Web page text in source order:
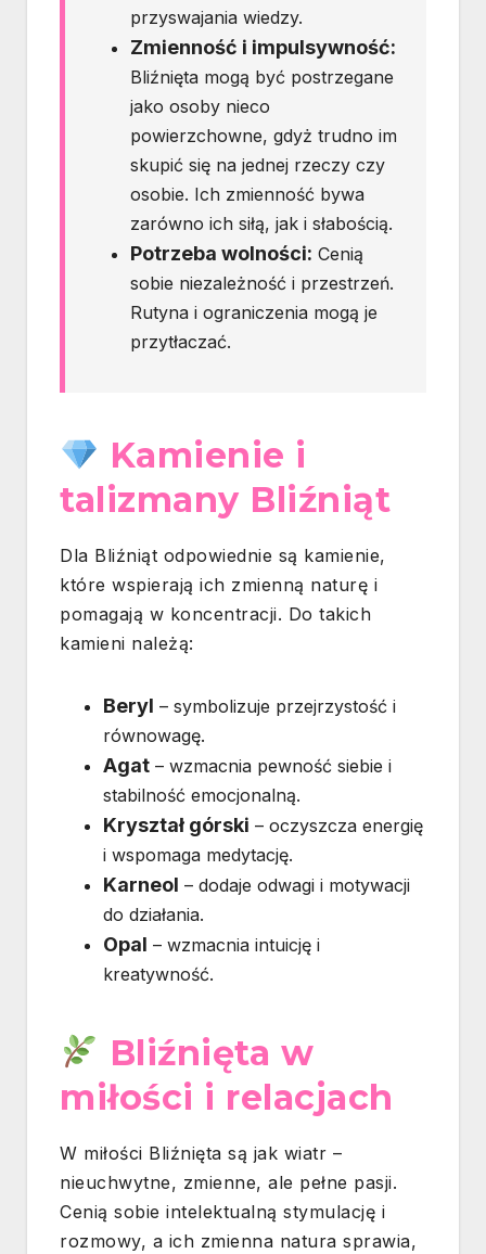
przyswajania wiedzy.
Zmienność i impulsywność:
Bliźnięta mogą być postrzegane
jako osoby nieco
powierzchowne, gdyż trudno im
skupić się na jednej rzeczy czy
osobie. Ich zmienność bywa
zarówno ich siłą, jak i słabością.
Potrzeba wolności: Cenią
sobie niezależność i przestrzeń.
Rutyna i ograniczenia mogą je
przytłaczać.
Kamienie i
talizmany Bliźniąt
Dla Bliźniąt odpowiednie są kamienie,
które wspierają ich zmienną naturę i
pomagają w koncentracji. Do takich
kamieni należą:
Beryl – symbolizuje przejrzystość i
równowagę.
Agat – wzmacnia pewność siebie i
stabilność emocjonalną.
Kryształ górski – oczyszcza energię
i wspomaga medytację.
Karneol – dodaje odwagi i motywacji
do działania.
Opal – wzmacnia intuicję i
kreatywność.
Bliźnięta w
miłości i relacjach
W miłości Bliźnięta są jak wiatr –
nieuchwytne, zmienne, ale pełne pasji.
Cenią sobie intelektualną stymulację i
rozmowy, a ich zmienna natura sprawia,